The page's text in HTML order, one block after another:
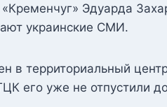
Эдуарда
украинские СМИ.
в территориальный
его уже не отпустили